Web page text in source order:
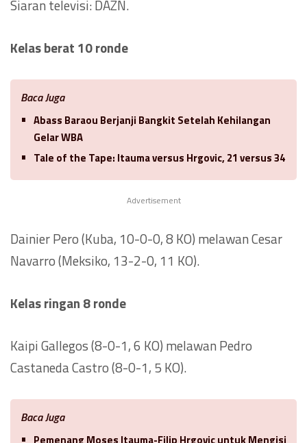
Siaran televisi: DAZN.
Kelas berat 10 ronde
Baca Juga
Abass Baraou Berjanji Bangkit Setelah Kehilangan
Gelar WBA
Tale of the Tape: Itauma versus Hrgovic, 21 versus 34
Advertisement
Dainier Pero (Kuba, 10-0-0, 8 KO) melawan Cesar
Navarro (Meksiko, 13-2-0, 11 KO).
Kelas ringan 8 ronde
Kaipi Gallegos (8-0-1, 6 KO) melawan Pedro
Castaneda Castro (8-0-1, 5 KO).
Baca Juga